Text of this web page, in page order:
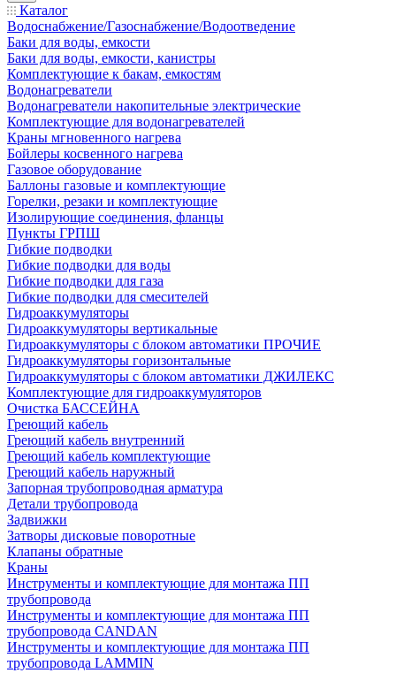
Каталог
Водоснабжение/Газоснабжение/Водоотведение
Баки для воды, емкости
Баки для воды, емкости, канистры
Комплектующие к бакам, емкостям
Водонагреватели
Водонагреватели накопительные электрические
Комплектующие для водонагревателей
Краны мгновенного нагрева
Бойлеры косвенного нагрева
Газовое оборудование
Баллоны газовые и комплектующие
Горелки, резаки и комплектующие
Изолирующие соединения, фланцы
Пункты ГРПШ
Гибкие подводки
Гибкие подводки для воды
Гибкие подводки для газа
Гибкие подводки для смесителей
Гидроаккумуляторы
Гидроаккумуляторы вертикальные
Гидроаккумуляторы с блоком автоматики ПРОЧИЕ
Гидроаккумуляторы горизонтальные
Гидроаккумуляторы с блоком автоматики ДЖИЛЕКС
Комплектующие для гидроаккумуляторов
Очистка БАССЕЙНА
Греющий кабель
Греющий кабель внутренний
Греющий кабель комплектующие
Греющий кабель наружный
Запорная трубопроводная арматура
Детали трубопровода
Задвижки
Затворы дисковые поворотные
Клапаны обратные
Краны
Инструменты и комплектующие для монтажа ПП
трубопровода
Инструменты и комплектующие для монтажа ПП
трубопровода CANDAN
Инструменты и комплектующие для монтажа ПП
трубопровода LAMMIN